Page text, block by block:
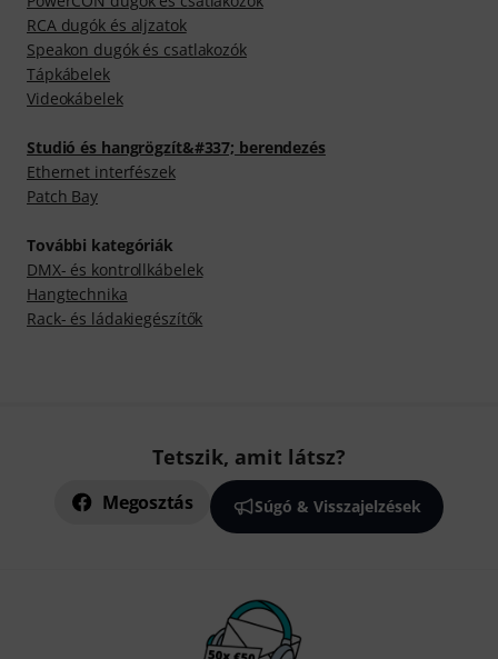
RCA dugók és aljzatok
Speakon dugók és csatlakozók
Tápkábelek
Videokábelek
Studió és hangrögzít&#337; berendezés
Ethernet interfészek
Patch Bay
További kategóriák
DMX- és kontrollkábelek
Hangtechnika
Rack- és ládakiegészítők
Tetszik, amit látsz?
Megosztás Súgó & Visszajelzések